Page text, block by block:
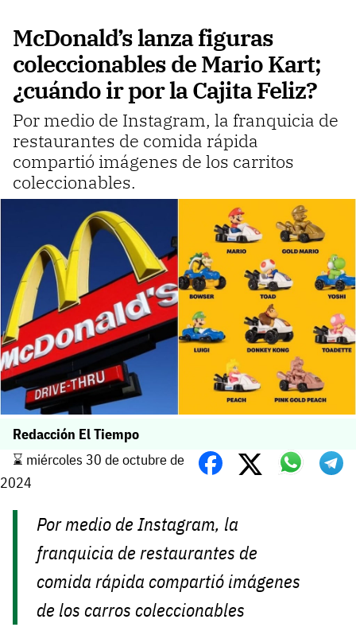
McDonald’s lanza figuras
coleccionables de Mario Kart;
¿cuándo ir por la Cajita Feliz?
Por medio de Instagram, la franquicia de
restaurantes de comida rápida
compartió imágenes de los carritos
coleccionables.
Redacción El Tiempo
⌛️ miércoles 30 de octubre de
2024
Por medio de Instagram, la
franquicia de restaurantes de
comida rápida compartió imágenes
de los carros coleccionables